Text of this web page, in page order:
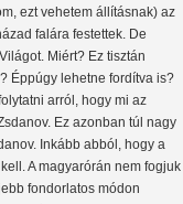
ezt vehetem állításnak) az
falára festettek. De
Miért? Ez tisztán
Éppúgy lehetne fordítva is?
arról, hogy mi az
Ez azonban túl nagy
Inkább abból, hogy a
A magyarórán nem fogjuk
fondorlatos módon